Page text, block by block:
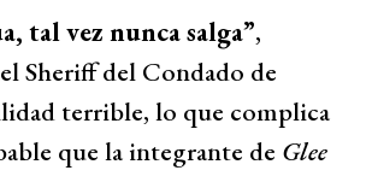
tal vez nunca salga”,
Sheriff del Condado de
terrible, lo que complica
que la integrante de Glee